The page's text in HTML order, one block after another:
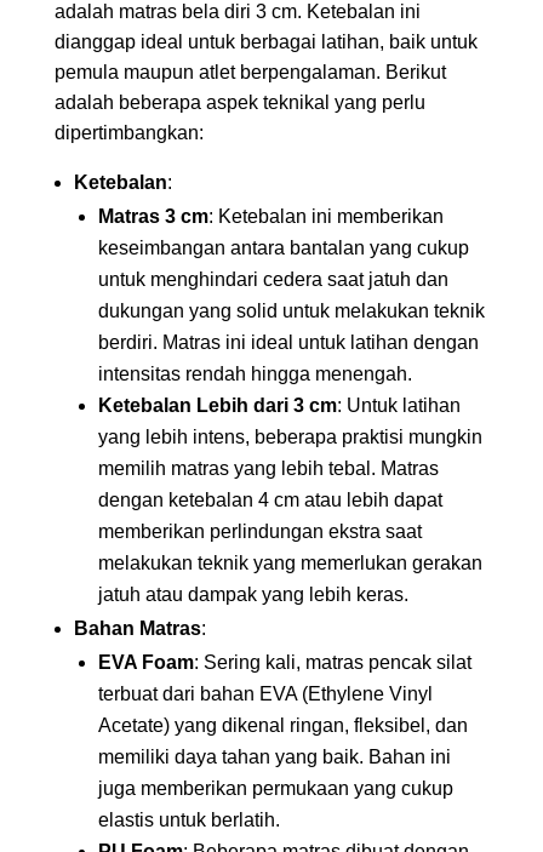
adalah matras bela diri 3 cm. Ketebalan ini
dianggap ideal untuk berbagai latihan, baik untuk
pemula maupun atlet berpengalaman. Berikut
adalah beberapa aspek teknikal yang perlu
dipertimbangkan:
Ketebalan:
Matras 3 cm: Ketebalan ini memberikan
keseimbangan antara bantalan yang cukup
untuk menghindari cedera saat jatuh dan
dukungan yang solid untuk melakukan teknik
berdiri. Matras ini ideal untuk latihan dengan
intensitas rendah hingga menengah.
Ketebalan Lebih dari 3 cm: Untuk latihan
yang lebih intens, beberapa praktisi mungkin
memilih matras yang lebih tebal. Matras
dengan ketebalan 4 cm atau lebih dapat
memberikan perlindungan ekstra saat
melakukan teknik yang memerlukan gerakan
jatuh atau dampak yang lebih keras.
Bahan Matras:
EVA Foam: Sering kali, matras pencak silat
terbuat dari bahan EVA (Ethylene Vinyl
Acetate) yang dikenal ringan, fleksibel, dan
memiliki daya tahan yang baik. Bahan ini
juga memberikan permukaan yang cukup
elastis untuk berlatih.